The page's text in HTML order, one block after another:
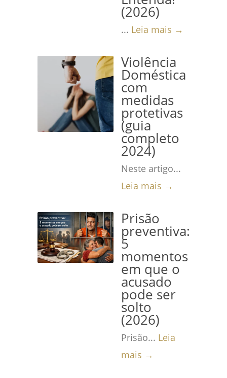
(2026)
... Leia mais →
Violência
Doméstica
com
medidas
protetivas
(guia
completo
2024)
Neste artigo...
Leia mais →
Prisão
preventiva:
5
momentos
em que o
acusado
pode ser
solto
(2026)
Prisão... Leia
mais →